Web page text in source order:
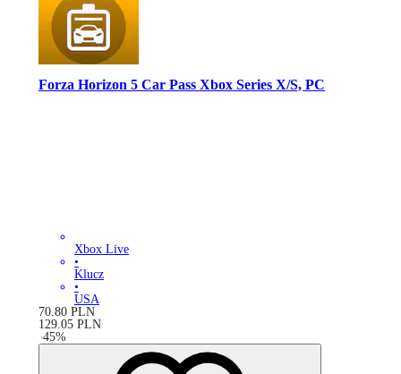
Forza Horizon 5 Car Pass Xbox Series X/S, PC
Xbox Live
•
Klucz
•
USA
70.80 PLN
129.05 PLN
-45%